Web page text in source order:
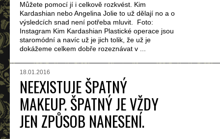
Můžete pomocí jí i celkově rozkvést. Kim
Kardashian nebo Angelina Jolie to už dělají no a o
výsledcích snad není potřeba mluvit. Foto:
Instagram Kim Kardashian Plastické operace jsou
staromódní a navíc už je jich tolik, že už je
dokážeme celkem dobře rozeznávat v ...
18.01.2016
NEEXISTUJE ŠPATNÝ
MAKEUP. ŠPATNÝ JE VŽDY
JEN ZPŮSOB NANESENÍ.